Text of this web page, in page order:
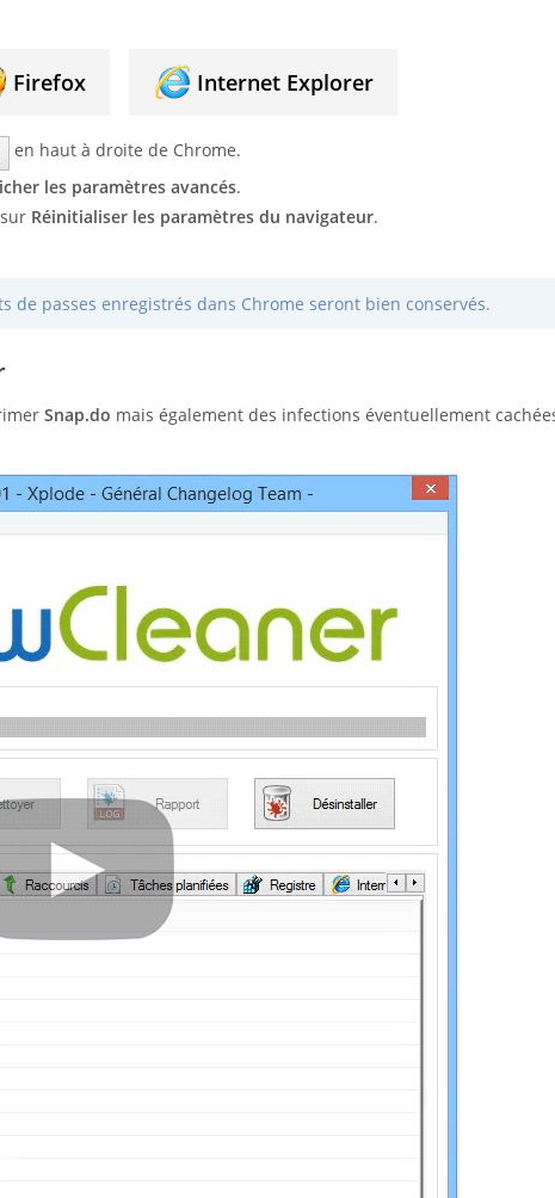
Firefox Internet Explorer
en haut à droite de Chrome.
les paramètres avancés.
Réinitialiser les paramètres du navigateur.
passes enregistrés dans Chrome seront bien conservés.
Snap.do mais également des infections éventuellement